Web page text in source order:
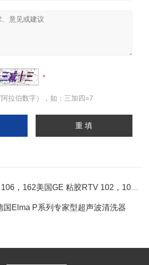
拉伯数字），如：三加四=7
，162美国GE 粘胶RTV 102，106，162
国Elma P系列专家型超声波清洗器